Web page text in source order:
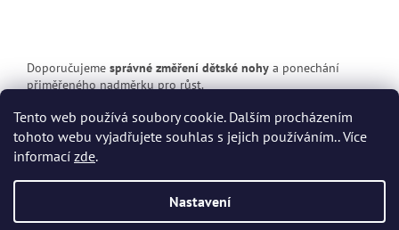
Tento web používá soubory cookie. Dalším procházením
tohoto webu vyjadřujete souhlas s jejich používáním.. Více
informací zde.
Nastavení
Doporučujeme správné změření dětské nohy a ponechání
přiměřeného nadměrku pro růst.